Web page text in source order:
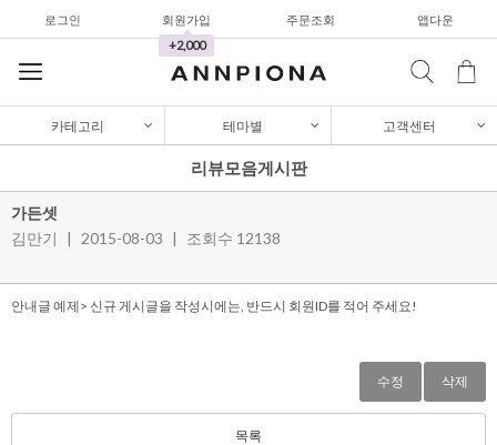
로그인
회원가입
+2,000
주문조회 앱다운
한정세일
셔츠&블라우스
가디건/니트
와이드팬츠
가디건/니트
카테고리 테마별 고객센터
리뷰모음게시판
가든셋
김만기
| 2015-08-03 | 조회수 12138
안내글 예제> 신규 게시글을 작성시에는, 반드시 회원ID를 적어 주세요!
수정 삭제
목록